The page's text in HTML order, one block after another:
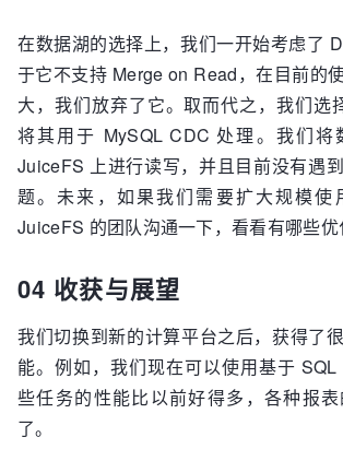
在数据湖的选择上，我们一开始考虑了
于它不支持 Merge on Read，在目前的
大，我们放弃了它。取而代之，我们选
将其用于 MySQL CDC 处理。我们将
JuiceFS 上进行读写，并且目前没有遇
题。未来，如果我们需要扩大规模使
JuiceFS 的团队沟通一下，看看有哪些优
04 收获与展望
我们切换到新的计算平台之后，获得了
能。例如，我们现在可以使用基于
些任务的性能比以前好得多，各种报
了。